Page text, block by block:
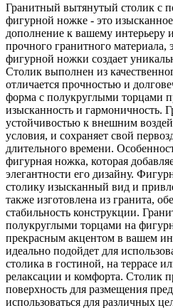
Гранитный вытянутый столик с
фигурной ножке - это
дополнение к вашему интерьеру
прочного гранитного
фигурной ножки создает
Столик выполнен из
отличается прочностью и
форма с полукруглыми торцами
изысканность и гармоничность.
устойчивостью к внешним
условия, и сохраняет свой
длительного времени.
фигурная ножка, которая
элегантности его дизайну.
столику изысканный вид и
также изготовлена из гранита,
стабильность конструкции.
полукруглыми торцами на
прекрасным акцентом в вашем
идеально подойдет для
столика в гостиной, на террасе
релаксации и комфорта. Столик
поверхность для размещения
использоваться для различных